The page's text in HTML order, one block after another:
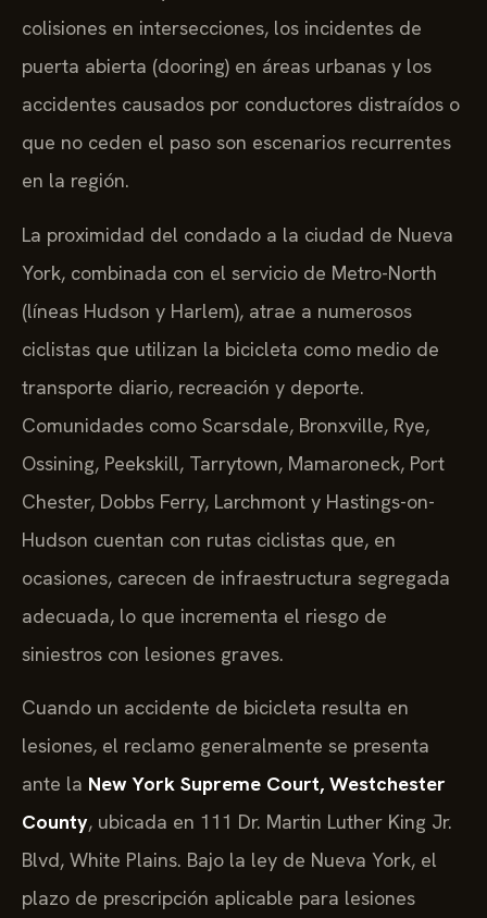
colisiones en intersecciones, los incidentes de
puerta abierta (dooring) en áreas urbanas y los
accidentes causados por conductores distraídos o
que no ceden el paso son escenarios recurrentes
en la región.
La proximidad del condado a la ciudad de Nueva
York, combinada con el servicio de Metro-North
(líneas Hudson y Harlem), atrae a numerosos
ciclistas que utilizan la bicicleta como medio de
transporte diario, recreación y deporte.
Comunidades como Scarsdale, Bronxville, Rye,
Ossining, Peekskill, Tarrytown, Mamaroneck, Port
Chester, Dobbs Ferry, Larchmont y Hastings-on-
Hudson cuentan con rutas ciclistas que, en
ocasiones, carecen de infraestructura segregada
adecuada, lo que incrementa el riesgo de
siniestros con lesiones graves.
Cuando un accidente de bicicleta resulta en
lesiones, el reclamo generalmente se presenta
ante la New York Supreme Court, Westchester
County, ubicada en 111 Dr. Martin Luther King Jr.
Blvd, White Plains. Bajo la ley de Nueva York, el
plazo de prescripción aplicable para lesiones